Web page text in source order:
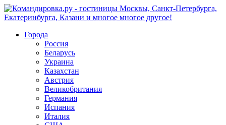
Города
Россия
Беларусь
Украина
Казахстан
Австрия
Великобритания
Германия
Испания
Италия